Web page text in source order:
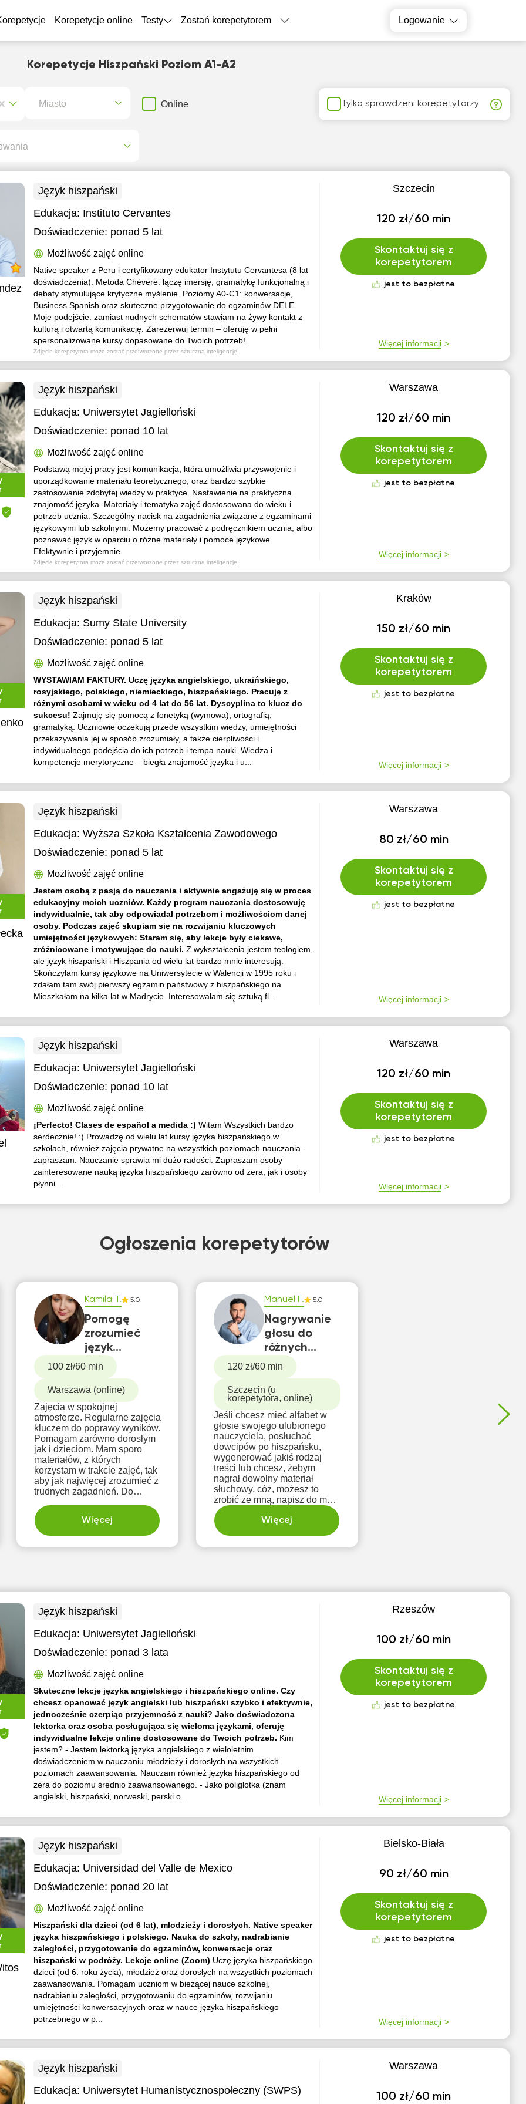
Korepetycje online Testy Zostań korepetytorem Logowanie
Korepetycje Hiszpański Poziom A1-A2
Miasto Online Tylko sprawdzeni korepetytorzy
Zdjęcie korepetytora może zostać przetworzone przez sztuczną inteligencję.
Język hiszpański
Edukacja: Instituto Cervantes
Doświadczenie: ponad 5 lat
Możliwość zajęć online
Native speaker z Peru i certyfikowany edukator Instytutu Cervantesa (8 lat
doświadczenia). Metoda Chévere: łączę imersję, gramatykę funkcjonalną i
debaty stymulujące krytyczne myślenie. Poziomy A0-C1: konwersacje,
Business Spanish oraz skuteczne przygotowanie do egzaminów DELE.
Moje podejście: zamiast nudnych schematów stawiam na żywy kontakt z
kulturą i otwartą komunikację. Zarezerwuj termin – oferuję w pełni
spersonalizowane kursy dopasowane do Twoich potrzeb!
Szczecin
120 zł/60 min
Skontaktuj się z
korepetytorem
jest to bezpłatne
Więcej informacji
Zdjęcie korepetytora może zostać przetworzone przez sztuczną inteligencję.
Język hiszpański
Edukacja: Uniwersytet Jagielloński
Doświadczenie: ponad 10 lat
Możliwość zajęć online
Podstawą mojej pracy jest komunikacja, która umożliwia przyswojenie i
uporządkowanie materiału teoretycznego, oraz bardzo szybkie
zastosowanie zdobytej wiedzy w praktyce. Nastawienie na praktyczna
znajomość języka. Materiały i tematyka zajęć dostosowana do wieku i
potrzeb ucznia. Szczególny nacisk na zagadnienia związane z egzaminami
językowymi lub szkolnymi. Możemy pracować z podręcznikiem ucznia, albo
poznawać język w oparciu o różne materiały i pomoce językowe.
Efektywnie i przyjemnie.
Warszawa
120 zł/60 min
Skontaktuj się z
korepetytorem
jest to bezpłatne
Więcej informacji
Język hiszpański
Edukacja: Sumy State University
Doświadczenie: ponad 5 lat
Możliwość zajęć online
WYSTAWIAM FAKTURY. Uczę języka angielskiego, ukraińskiego,
rosyjskiego, polskiego, niemieckiego, hiszpańskiego. Pracuję z
różnymi osobami w wieku od 4 lat do 56 lat. Dyscyplina to klucz do
sukcesu!Zajmuję się pomocą z fonetyką (wymowa), ortografią,
gramatyką. Uczniowie oczekują przede wszystkim wiedzy, umiejętności
przekazywania jej w sposób zrozumiały, a także cierpliwości i
indywidualnego podejścia do ich potrzeb i tempa nauki. Wiedza i
kompetencje merytoryczne – biegła znajomość języka i u...
Kraków
150 zł/60 min
Skontaktuj się z
korepetytorem
jest to bezpłatne
Więcej informacji
Język hiszpański
Edukacja:Wyższa Szkoła Kształcenia Zawodowego
Doświadczenie: ponad 5 lat
Możliwość zajęć online
Jestem osobą z pasją do nauczania i aktywnie angażuję się w proces
edukacyjny moich uczniów. Każdy program nauczania dostosowuję
indywidualnie, tak aby odpowiadał potrzebom i możliwościom danej
osoby. Podczas zajęć skupiam się na rozwijaniu kluczowych
umiejętności językowych: Staram się, aby lekcje były ciekawe,
zróżnicowane i motywujące do nauki.Z wykształcenia jestem teologiem,
ale język hiszpański i Hiszpania od wielu lat bardzo mnie interesują.
Skończyłam kursy językowe na Uniwersytecie w Walencji w 1995 roku i
zdałam tam swój pierwszy egzamin państwowy z hiszpańskiego na
Mieszkałam na kilka lat w Madrycie. Interesowałam się sztuką fl...
Warszawa
80 zł/60 min
Skontaktuj się z
korepetytorem
jest to bezpłatne
Więcej informacji
Język hiszpański
Edukacja: Uniwersytet Jagielloński
Doświadczenie: ponad 10 lat
Możliwość zajęć online
¡Perfecto! Clases de español a medida :)Witam Wszystkich bardzo
serdecznie! :) Prowadzę od wielu lat kursy języka hiszpańskiego w
szkołach, również zajęcia prywatne na wszystkich poziomach nauczania -
zapraszam. Nauczanie sprawia mi dużo radości. Zapraszam osoby
zainteresowane nauką języka hiszpańskiego zarówno od zera, jak i osoby
płynni...
Warszawa
120 zł/60 min
Skontaktuj się z
korepetytorem
jest to bezpłatne
Więcej informacji
Ogłoszenia korepetytorów
Kamila T. 5.0
Pomogę
zrozumieć
język
hiszpański :)
100 zł/60 min
Warszawa (online)
Zajęcia w spokojnej
atmosferze. Regularne zajęcia
kluczem do poprawy wyników.
Pomagam zarówno dorosłym
jak i dzieciom. Mam sporo
materiałów, z których
korzystam w trakcie zajęć, tak
aby jak najwięcej zrozumieć z
trudnych zagadnień. Do
indywidualnie, w zależności
od potrzeb.
Więcej
Manuel F. 5.0
Nagrywanie
głosu do
różnych
zastosowań
120 zł/60 min
Szczecin (u
korepetytora, online)
Jeśli chcesz mieć alfabet w
głosie swojego ulubionego
nauczyciela, posłuchać
dowcipów po hiszpańsku,
wygenerować jakiś rodzaj
treści lub chcesz, żebym
nagrał dowolny materiał
słuchowy, cóż, możesz to
zrobić ze mną, napisz do mnie
z pewnością.
Więcej
Język hiszpański
Edukacja: Uniwersytet Jagielloński
Doświadczenie: ponad 3 lata
Możliwość zajęć online
Skuteczne lekcje języka angielskiego i hiszpańskiego online. Czy
chcesz opanować język angielski lub hiszpański szybko i efektywnie,
jednocześnie czerpiąc przyjemność z nauki? Jako doświadczona
lektorka oraz osoba posługująca się wieloma językami, oferuję
indywidualne lekcje online dostosowane do Twoich potrzeb. Kim
jestem? - Jestem lektorką języka angielskiego z wieloletnim
doświadczeniem w nauczaniu młodzieży i dorosłych na wszystkich
poziomach zaawansowania. Nauczam również języka hiszpańskiego od
zera do poziomu średnio zaawansowanego. - Jako poliglotka (znam
angielski, hiszpański, norweski, perski o...
Rzeszów
100 zł/60 min
Skontaktuj się z
korepetytorem
jest to bezpłatne
Więcej informacji
Język hiszpański
Edukacja: Universidad del Valle de Mexico
Doświadczenie: ponad 20 lat
Możliwość zajęć online
Hiszpański dla dzieci (od 6 lat), młodzieży i dorosłych. Native speaker
języka hiszpańskiego i polskiego. Nauka do szkoły, nadrabianie
zaległości, przygotowanie do egzaminów, konwersacje oraz
hiszpański w podróży. Lekcje online (Zoom) Uczę języka hiszpańskiego
dzieci (od 6. roku życia), młodzież oraz dorosłych na wszystkich poziomach
zaawansowania. Pomagam uczniom w bieżącej nauce szkolnej,
nadrabianiu zaległości, przygotowaniu do egzaminów, rozwijaniu
umiejętności konwersacyjnych oraz w nauce języka hiszpańskiego
potrzebnego w p...
Bielsko-Biała
90 zł/60 min
Skontaktuj się z
korepetytorem
jest to bezpłatne
Więcej informacji
Język hiszpański
Edukacja: Uniwersytet Humanistycznospołeczny (SWPS)
Warszawa
100 zł/60 min